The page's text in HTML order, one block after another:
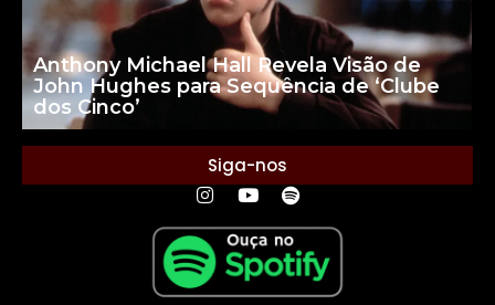
Anthony Michael Hall Revela Visão de
John Hughes para Sequência de ‘Clube
dos Cinco’
Siga-nos